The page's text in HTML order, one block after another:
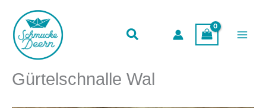
Inhalt
springen
Gürtelschnalle Wal